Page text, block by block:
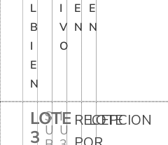
L
B
I
E
N
I
V
O
E
N
E
N
LOTE
3
S
U
I
U
RECEPCION
LOTE